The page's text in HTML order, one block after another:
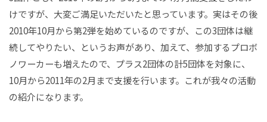
けですが、大変ご満足いただいたと思っています。実はその後
2010年10月から第2弾を始めているのですが、この3団体は継
続してやりたい、というお声があり、加えて、参加するプロボ
ノワーカーも増えたので、プラス2団体の計5団体を対象に、
10月から2011年の2月まで支援を行います。これが我々の活動
の紹介になります。